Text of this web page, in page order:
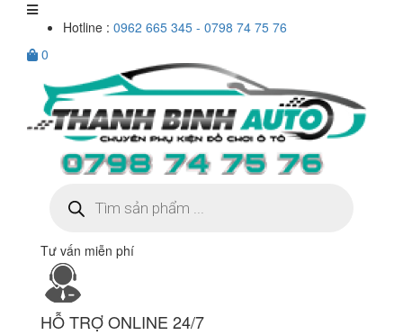
Hotline : 0962 665 345 - 0798 74 75 76
0
kiếm
sản
Tư vấn miễn phí
HỖ TRỢ ONLINE 24/7